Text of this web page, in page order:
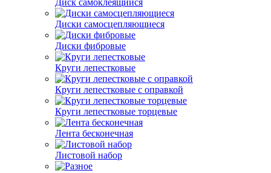
Диск самоклеящийся
Диски самосцепляющиеся
Диски фибровые
Круги лепестковые
Круги лепестковые с оправкой
Круги лепестковые торцевые
Лента бесконечная
Листовой набор